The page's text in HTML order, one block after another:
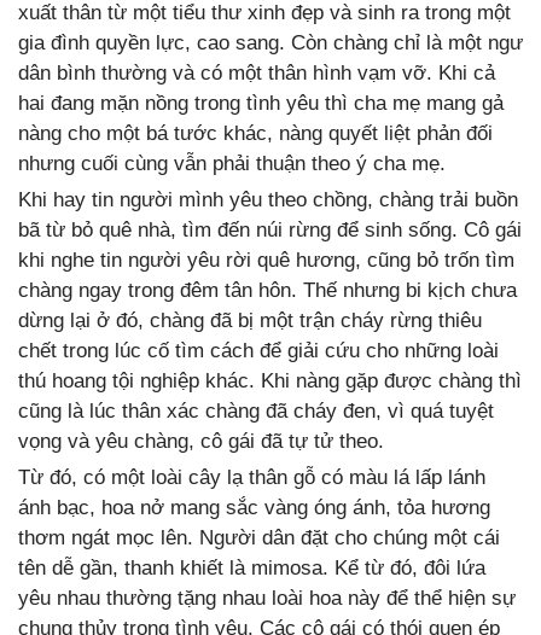
xuất thân từ một tiểu thư xinh đẹp và sinh ra trong một
gia đình quyền lực, cao sang. Còn chàng chỉ là một ngư
dân bình thường và có một thân hình vạm vỡ. Khi cả
hai đang mặn nồng trong tình yêu thì cha mẹ mang gả
nàng cho một bá tước khác, nàng quyết liệt phản đối
nhưng cuối cùng vẫn phải thuận theo ý cha mẹ.
Khi hay tin người mình yêu theo chồng, chàng trải buồn
bã từ bỏ quê nhà, tìm đến núi rừng để sinh sống. Cô gái
khi nghe tin người yêu rời quê hương, cũng bỏ trốn tìm
chàng ngay trong đêm tân hôn. Thế nhưng bi kịch chưa
dừng lại ở đó, chàng đã bị một trận cháy rừng thiêu
chết trong lúc cố tìm cách để giải cứu cho những loài
thú hoang tội nghiệp khác. Khi nàng gặp được chàng thì
cũng là lúc thân xác chàng đã cháy đen, vì quá tuyệt
vọng và yêu chàng, cô gái đã tự tử theo.
Từ đó, có một loài cây lạ thân gỗ có màu lá lấp lánh
ánh bạc, hoa nở mang sắc vàng óng ánh, tỏa hương
thơm ngát mọc lên. Người dân đặt cho chúng một cái
tên dễ gần, thanh khiết là mimosa. Kể từ đó, đôi lứa
yêu nhau thường tặng nhau loài hoa này để thể hiện sự
chung thủy trong tình yêu. Các cô gái có thói quen ép